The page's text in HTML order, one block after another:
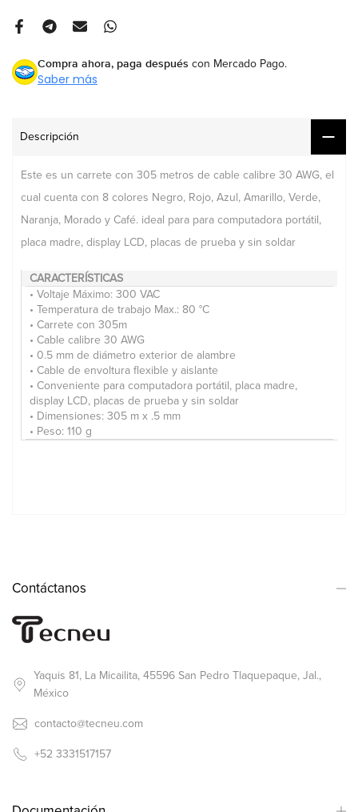
Compra ahora, paga después con Mercado Pago.
Saber más
Descripción
Este es un carrete con 305 metros de cable calibre 30 AWG, el
cual cuenta con 8 colores Negro, Rojo, Azul, Amarillo, Verde,
Naranja, Morado y Café. ideal para para computadora portátil,
placa madre, display LCD, placas de prueba y sin soldar
CARACTERÍSTICAS
• Voltaje Máximo: 300 VAC
• Temperatura de trabajo Max.: 80 °C
• Carrete con 305m
• Cable calibre 30 AWG
• 0.5 mm de diámetro exterior de alambre
• Cable de envoltura flexible y aislante
• Conveniente para computadora portátil, placa madre,
display LCD, placas de prueba y sin soldar
• Dimensiones: 305 m x .5 mm
• Peso: 110 g
Contáctanos
Yaquis 81, La Micailita, 45596 San Pedro Tlaquepaque, Jal.,
México
contacto@tecneu.com
+52 3331517157